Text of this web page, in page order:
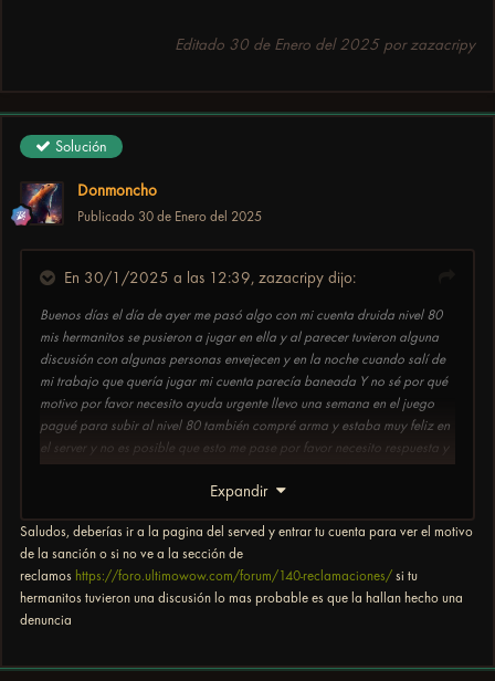
Editado 30 de Enero del 2025por zazacripy
Solución
Donmoncho
Publicado 30 de Enero del 2025
En 30/1/2025 a las 12:39, zazacripy dijo:
Buenos días el día de ayer me pasó algo con mi cuenta druida nivel 80
mis hermanitos se pusieron a jugar en ella y al parecer tuvieron alguna
discusión con algunas personas envejecen y en la noche cuando salí de
mi trabajo que quería jugar mi cuenta parecía baneada Y no sé por qué
motivo por favor necesito ayuda urgente llevo una semana en el juego
pagué para subir al nivel 80 también compré arma y estaba muy feliz en
el server y no es posible que esto me pase por favor necesito respuesta y
alguien que me ayude por favor mi PJ es un druida se llama Zazacripy
Expandir
Saludos, deberías ir a la pagina del served y entrar tu cuenta para ver el motivo
de la sanción o si no ve a la sección de
reclamos https://foro.ultimowow.com/forum/140-reclamaciones/ si tu
hermanitos tuvieron una discusión lo mas probable es que la hallan hecho una
denuncia